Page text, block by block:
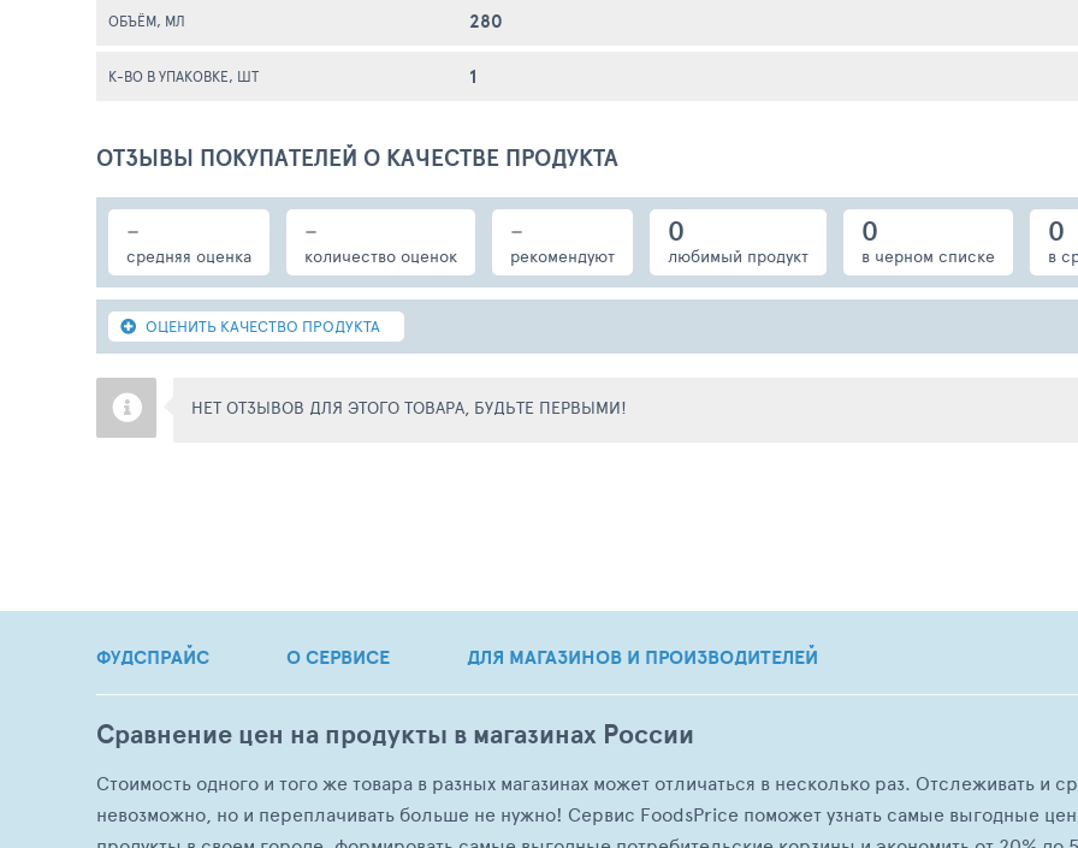
ОБЪЁМ, МЛ 280
К-ВО В УПАКОВКЕ, ШТ 1
ОТЗЫВЫ ПОКУПАТЕЛЕЙ О КАЧЕСТВЕ ПРОДУКТА
-
средняя оценка
-
количество оценок
-
рекомендуют
0
любимый продукт
0
в черном списке
0
в
ОЦЕНИТЬ КАЧЕСТВО ПРОДУКТА
НЕТ ОТЗЫВОВ ДЛЯ ЭТОГО ТОВАРА, БУДЬТЕ ПЕРВЫМИ!
ФУДСПРАЙС О СЕРВИСЕ ДЛЯ МАГАЗИНОВ И ПРОИЗВОДИТЕЛЕЙ
Сравнение цен на продукты в магазинах России
Стоимость одного и того же товара в разных магазинах может отличаться в несколько раз. Отслеживать и
невозможно, но и переплачивать больше не нужно! Сервис FoodsPrice поможет узнать самые выгодные